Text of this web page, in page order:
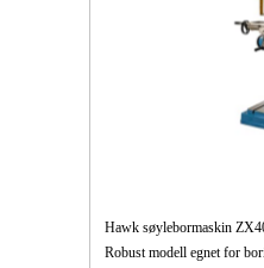
Hawk søylebormaskin